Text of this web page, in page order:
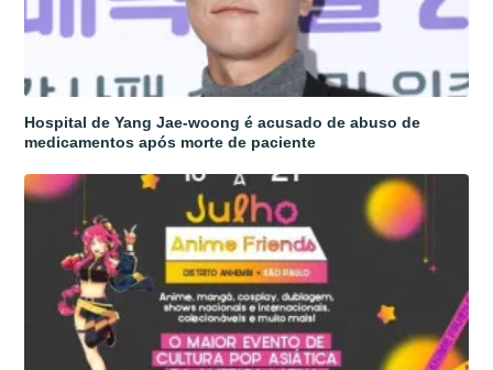
Hospital de Yang Jae-woong é acusado de abuso de
medicamentos após morte de paciente